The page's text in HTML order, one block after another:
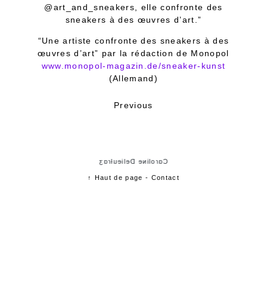
@art_and_sneakers, elle confronte des
sneakers à des œuvres d’art.”
“Une artiste confronte des sneakers à des
œuvres d’art” par la rédaction de Monopol
www.monopol-magazin.de/sneaker-kunst
(Allemand)
Previous
Cɑɾoliɴe Delieuƚɾɑʒ
↑ Haut de page - Contact